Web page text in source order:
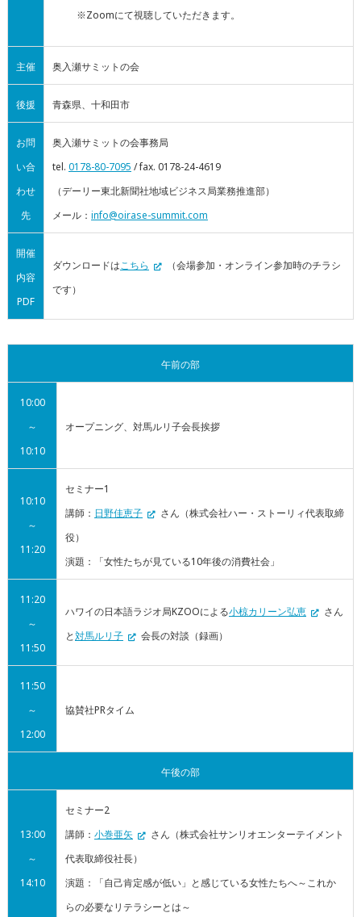
※Zoomにて視聴していただきます。
主催 奥入瀬サミットの会
後援 青森県、十和田市
お問
い合
わせ
先
奥入瀬サミットの会事務局
tel. 0178-80-7095 / fax. 0178-24-4619
（デーリー東北新聞社地域ビジネス局業務推進部）
メール： info@oirase-summit.com
開催
内容
PDF
ダウンロードはこちら
（会場参加・オンライン参加時のチラシ
です）
午前の部
10:00
～
10:10
オープニング、対馬ルリ子会長挨拶
10:10
～
11:20
セミナー1
講師： 日野佳恵子
さん（株式会社ハー・ストーリィ代表取締
役）
演題：「女性たちが見ている10年後の消費社会」
11:20
～
11:50
ハワイの日本語ラジオ局KZOOによる小椋カリーン弘恵
さん
と対馬ルリ子 会長の対談（録画）
11:50
～
12:00
協賛社PRタイム
午後の部
13:00
～
14:10
セミナー2
講師： 小巻亜矢
さん（株式会社サンリオエンターテイメント
代表取締役社長）
演題：「自己肯定感が低い」と感じている女性たちへ～これか
らの必要なリテラシーとは～